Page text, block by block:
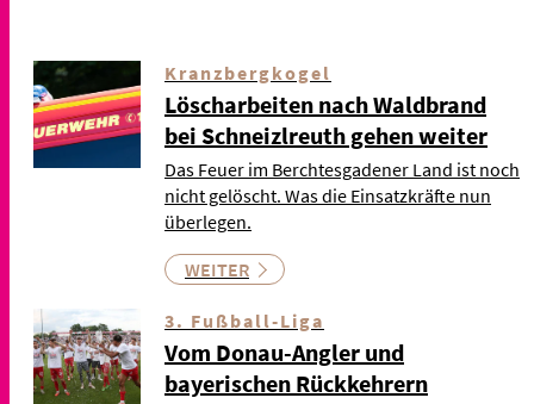
Kranzbergkogel
Löscharbeiten nach Waldbrand
bei Schneizlreuth gehen weiter
Das Feuer im Berchtesgadener Land ist noch
nicht gelöscht. Was die Einsatzkräfte nun
überlegen.
WEITER
3. Fußball-Liga
Vom Donau-Angler und
bayerischen Rückkehrern